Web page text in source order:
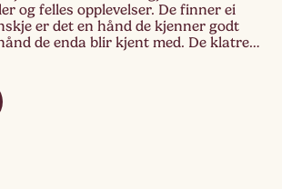
og felles opplevelser. De finner ei
er det en hånd de kjenner godt
de enda blir kjent med. De klatrer,